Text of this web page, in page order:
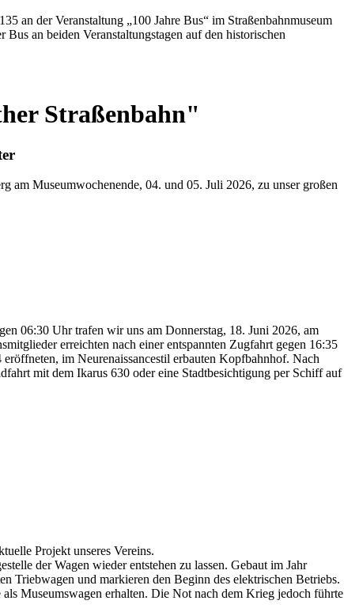
an der Veranstaltung „100 Jahre Bus“ im Straßenbahnmuseum
an beiden Veranstaltungstagen auf den historischen
Straßenbahn"
am Museumwochenende, 04. und 05. Juli 2026, zu unser großen
06:30 Uhr trafen wir uns am Donnerstag, 18. Juni 2026, am
erreichten nach einer entspannten Zugfahrt gegen 16:35
im Neurenaissancestil erbauten Kopfbahnhof. Nach
mit dem Ikarus 630 oder eine Stadtbesichtigung per Schiff auf
Projekt unseres Vereins.
der Wagen wieder entstehen zu lassen. Gebaut im Jahr
Triebwagen und markieren den Beginn des elektrischen Betriebs.
Museumswagen erhalten. Die Not nach dem Krieg jedoch führte